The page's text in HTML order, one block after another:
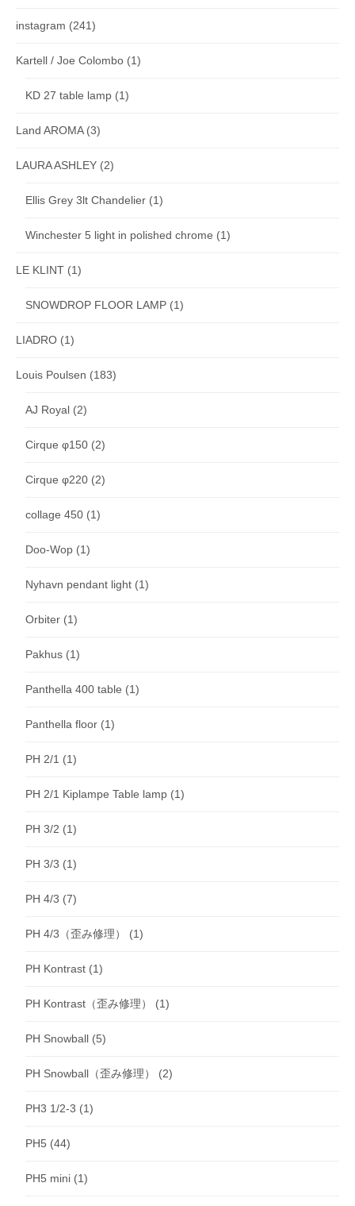
instagram (241)
Kartell / Joe Colombo (1)
KD 27 table lamp (1)
Land AROMA(3)
LAURA ASHLEY (2)
Ellis Grey 3lt Chandelier (1)
Winchester 5 light in polished chrome (1)
LE KLINT (1)
SNOWDROP FLOOR LAMP (1)
LIADRO (1)
Louis Poulsen (183)
AJ Royal (2)
Cirque φ150 (2)
Cirque φ220 (2)
collage 450 (1)
Doo-Wop (1)
Nyhavn pendant light (1)
Orbiter (1)
Pakhus (1)
Panthella 400 table (1)
Panthella floor (1)
PH 2/1 (1)
PH 2/1 Kiplampe Table lamp (1)
PH 3/2 (1)
PH 3/3 (1)
PH 4/3 (7)
PH 4/3（歪み修理） (1)
PH Kontrast (1)
PH Kontrast（歪み修理） (1)
PH Snowball (5)
PH Snowball（歪み修理） (2)
PH3 1/2-3 (1)
PH5 (44)
PH5 mini (1)